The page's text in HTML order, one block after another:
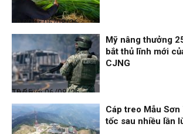
Thời sự
06/08/26, 19:09
Thế giới
06/08/26, 19:05
Mỹ nâng thưởng
bắt thủ lĩnh mới
CJNG
Cáp treo Mẫu
tốc sau nhiều lần